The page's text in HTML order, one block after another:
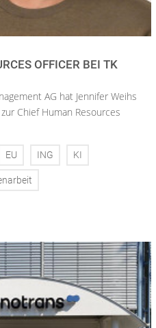
OFFICER BEI TK
AG hat Jennifer Weihs
Chief Human Resources
EU ING KI